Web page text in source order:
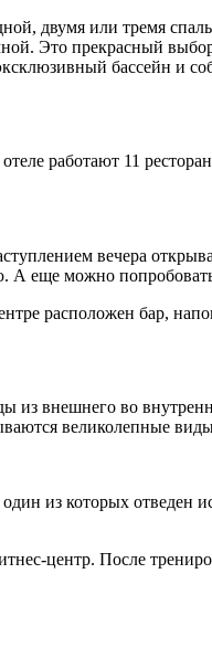
двумя или тремя
Это прекрасный
бассейн и
работают 11
вечера
А еще можно
расположен бар,
из внешнего во
великолепные
из которых отведен
центр. После